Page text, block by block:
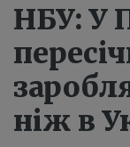
НБУ: У
ніж в